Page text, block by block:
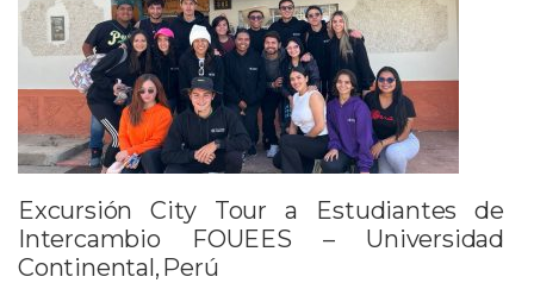
Excursión City Tour a Estudiantes de
Intercambio FOUEES – Universidad
Continental, Perú